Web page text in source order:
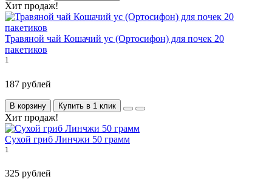
Хит продаж!
Травяной чай Кошачий ус (Ортосифон) для почек 20
пакетиков
1
187 рублей
В корзину Купить в 1 клик
Хит продаж!
Сухой гриб Линчжи 50 грамм
1
325 рублей